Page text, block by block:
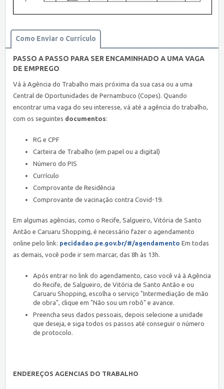
Como Enviar o Currículo
PASSO A PASSO PARA SER ENCAMINHADO A UMA VAGA
DE EMPREGO
Vá à Agência do Trabalho mais próxima da sua casa ou a uma
Central de Oportunidades de Pernambuco (Copes). Quando
encontrar uma vaga do seu interesse, vá até a agência do trabalho,
com os seguintes documentos:
RG e CPF
Carteira de Trabalho (em papel ou a digital)
Número do PIS
Currículo
Comprovante de Residência
Comprovante de vacinação contra Covid-19.
Em algumas agências, como o Recife, Salgueiro, Vitória de Santo
Antão e Caruaru Shopping, é necessário fazer o agendamento
online pelo link: pecidadao.pe.gov.br/#/agendamento Em todas
as demais, você pode ir sem marcar, das 8h às 13h.
Após entrar no link do agendamento, caso você vá à Agência
do Recife, de Salgueiro, de Vitória de Santo Antão e ou
Caruaru Shopping, escolha o serviço "Intermediação de mão
de obra", clique em "Não sou um robô" e avance.
Preencha seus dados pessoais, depois selecione a unidade
que deseja, e siga todos os passos até conseguir o número
de protocolo.
ENDEREÇOS AGENCIAS DO TRABALHO